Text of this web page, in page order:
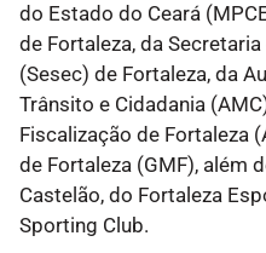
do Estado do Ceará
de Fortaleza, da
(Sesec) de Fortaleza, da
Trânsito e Cidadania
Fiscalização de Fortaleza
de Fortaleza (GMF), além
Castelão, do Fortaleza
Sporting Club.